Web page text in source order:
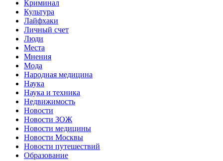
Криминал
Культура
Лайфхаки
Личный счет
Люди
Места
Мнения
Мода
Народная медицина
Наука
Наука и техника
Недвижимость
Новости
Новости ЗОЖ
Новости медицины
Новости Москвы
Новости путешествий
Образование